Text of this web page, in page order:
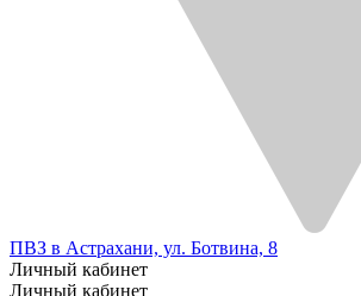
ПВЗ в Астрахани, ул. Ботвина, 8
Личный кабинет
Личный кабинет